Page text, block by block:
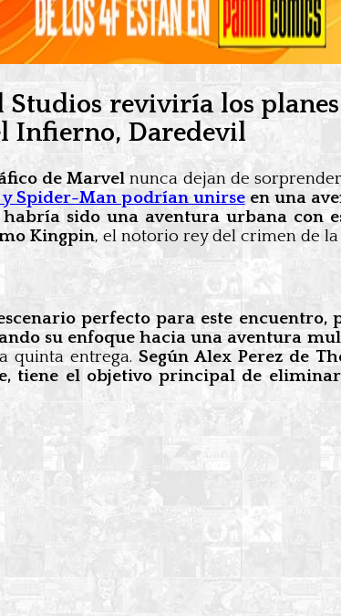
Studios reviviría los
Infierno, Daredevil
de Marvel nunca dejan de
y Spider-Man podrían unirseen una
sido una aventura urbana con
Kingpin, el notorio rey del crimen de la
perfecto para este
su enfoque hacia una aventura
quinta entrega. Según Alex Perez de
tiene el objetivo principal de